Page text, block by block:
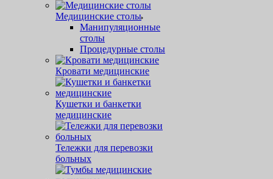
Медицинские столы
Манипуляционные
столы
Процедурные столы
Кровати медицинские
Кушетки и банкетки
медицинские
Тележки для перевозки
больных